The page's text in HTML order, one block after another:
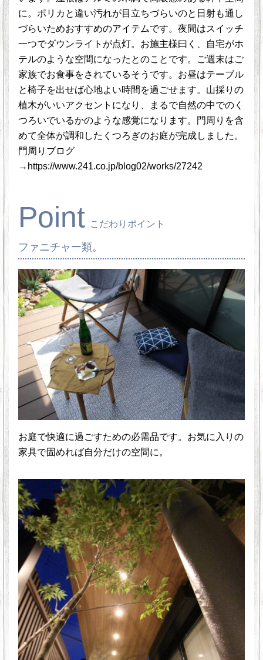
に。ポリカと違い汚れが目立ちづらいのと日射も通し
づらいためおすすめのアイテムです。夜間はスイッチ
一つでダウンライトが点灯。お施主様曰く、自宅がホ
テルのような空間になったとのことです。ご週末はご
家族でお食事をされているそうです。お昼はテーブル
と椅子を出せば心地よい時間を過ごせます。山採りの
植木がいいアクセントになり、まるで自然の中でのく
つろいでいるかのような感覚になります。門周りを含
めて全体が調和したくつろぎのお庭が完成しました。
門周りブログ
→https://www.241.co.jp/blog02/works/27242
Point こだわりポイント
ファニチャー類。
お庭で快適に過ごすための必需品です。お気に入りの
家具で固めれば自分だけの空間に。